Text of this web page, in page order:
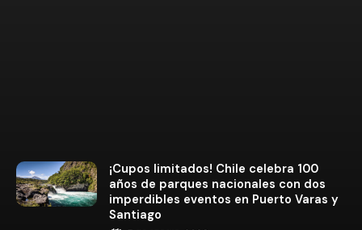
¡Cupos limitados! Chile celebra 100
años de parques nacionales con dos
imperdibles eventos en Puerto Varas y
Santiago